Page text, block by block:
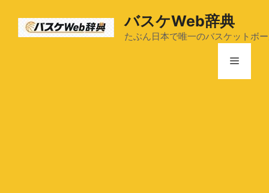
バスケWeb辞典
たぶん日本で唯一のバスケットボ
メ